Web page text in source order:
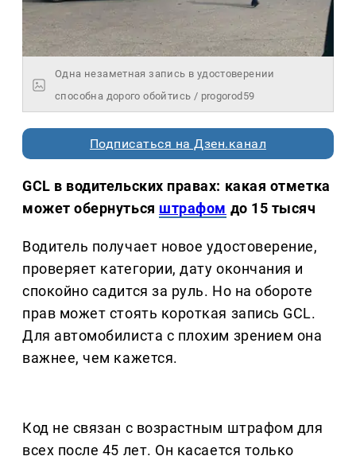
Одна незаметная запись в удостоверении
способна дорого обойтись / progorod59
Подписаться на Дзен.канал
GCL в водительских правах: какая отметка
может обернуться штрафом до 15 тысяч
Водитель получает новое удостоверение,
проверяет категории, дату окончания и
спокойно садится за руль. Но на обороте
прав может стоять короткая запись GCL.
Для автомобилиста с плохим зрением она
важнее, чем кажется.
Код не связан с возрастным штрафом для
всех после 45 лет. Он касается только